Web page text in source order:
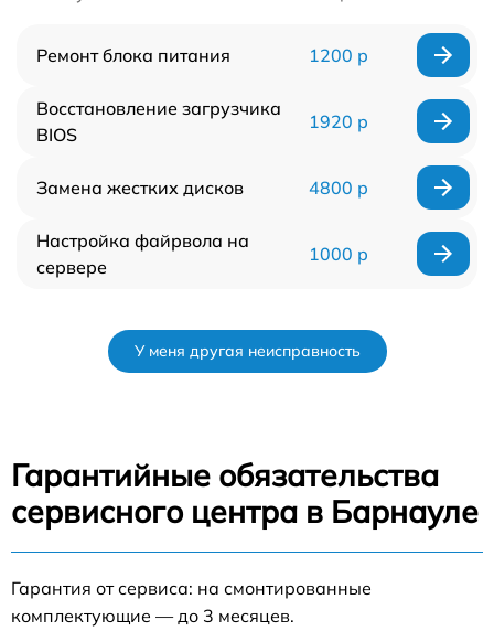
Ремонт блока питания 1200 р
Восстановление загрузчика
BIOS
1920 р
Замена жестких дисков 4800 р
Настройка файрвола на
сервере
1000 р
У меня другая неисправность
Гарантийные обязательства
сервисного центра в Барнауле
Гарантия от сервиса: на смонтированные
комплектующие — до 3 месяцев.